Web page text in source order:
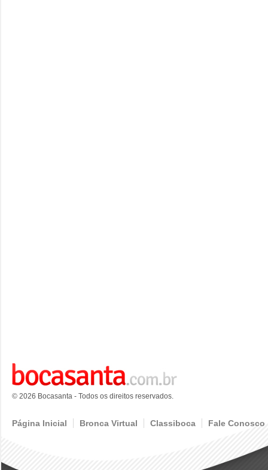
© 2026 Bocasanta - Todos os direitos reservados.
Página Inicial Bronca Virtual Classiboca Fale Conosco